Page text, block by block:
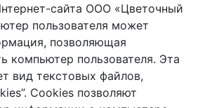
сайта ООО «Цветочный
пользователя может
позволяющая
компьютер пользователя. Эта
вид текстовых файлов,
Cookies позволяют